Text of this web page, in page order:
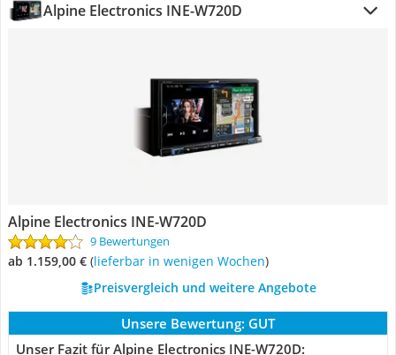
Alpine Electronics INE-W720D
Alpine Electronics INE-W720D
9 Bewertungen
ab 1.159,00 € ( Lieferbar in wenigen Wochen)
Preisvergleich und weitere Angebote
Unsere Bewertung: GUT
Unser Fazit für Alpine Electronics INE-W720D: